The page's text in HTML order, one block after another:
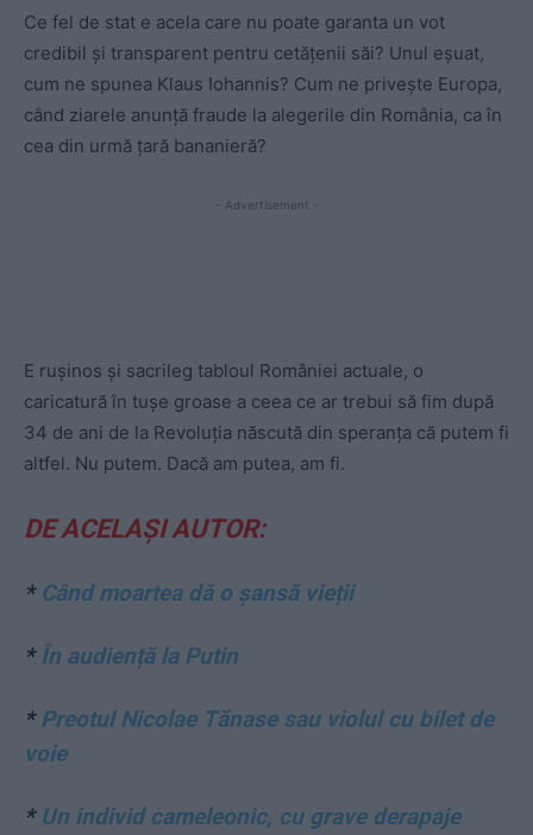
Ce fel de stat e acela care nu poate garanta un vot
credibil și transparent pentru cetățenii săi? Unul eșuat,
cum ne spunea Klaus Iohannis? Cum ne privește Europa,
când ziarele anunță fraude la alegerile din România, ca în
cea din urmă țară bananieră?
- Advertisement -
E rușinos și sacrileg tabloul României actuale, o
caricatură în tușe groase a ceea ce ar trebui să fim după
34 de ani de la Revoluția născută din speranța că putem fi
altfel. Nu putem. Dacă am putea, am fi.
DE ACELAȘI AUTOR:
* Când moartea dă o șansă vieții
* În audiență la Putin
*Preotul Nicolae Tănase sau violul cu bilet de
voie
* Un individ cameleonic, cu grave derapaje